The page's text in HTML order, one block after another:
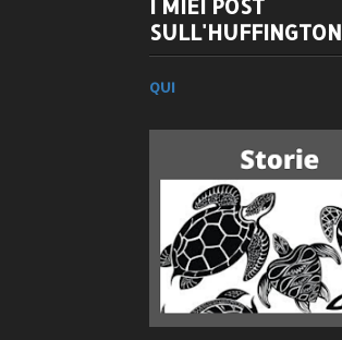
I MIEI POST
SULL'HUFFINGTON
QUI